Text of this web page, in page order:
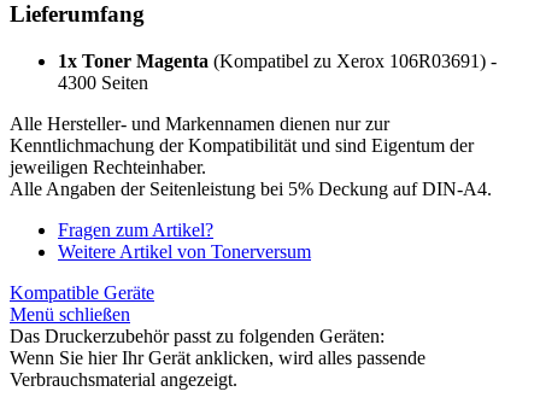
Lieferumfang
1x Toner Magenta (Kompatibel zu Xerox 106R03691) -
4300 Seiten
Alle Hersteller- und Markennamen dienen nur zur
Kenntlichmachung der Kompatibilität und sind Eigentum der
jeweiligen Rechteinhaber.
Alle Angaben der Seitenleistung bei 5% Deckung auf DIN-A4.
Fragen zum Artikel?
Weitere Artikel von Tonerversum
Kompatible Geräte
Menü schließen
Das Druckerzubehör passt zu folgenden Geräten:
Wenn Sie hier Ihr Gerät anklicken, wird alles passende
Verbrauchsmaterial angezeigt.